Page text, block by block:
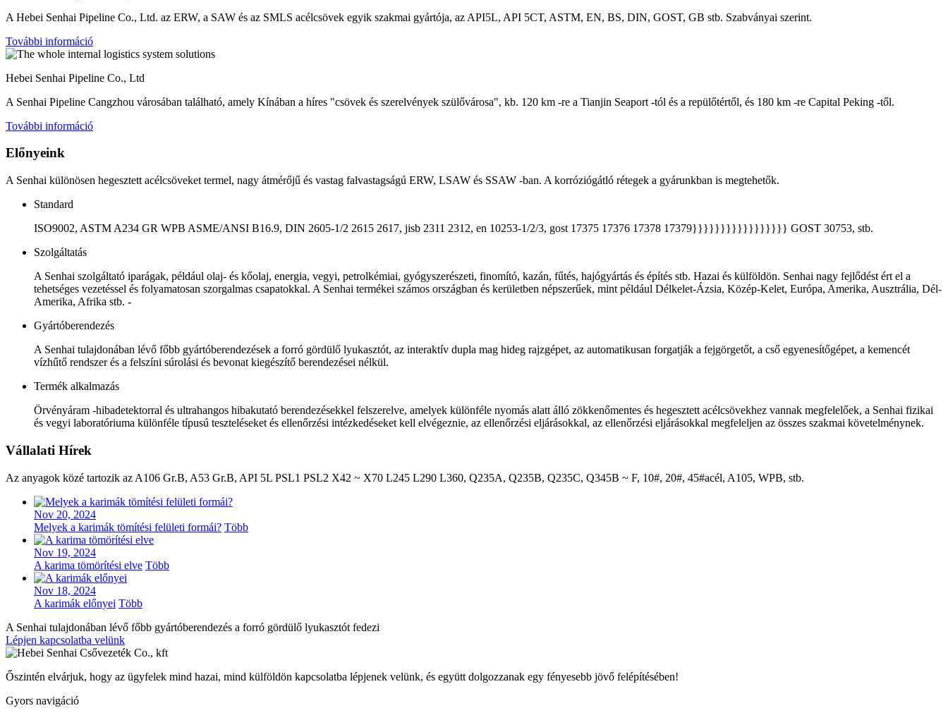
A Hebei Senhai Pipeline Co., Ltd. az ERW, a SAW és az SMLS acélcsövek egyik szakmai gyártója, az API5L, API 5CT, ASTM, EN, BS, DIN, GOST, GB stb. Szabványai szerint.
További információ
Hebei Senhai Pipeline Co., Ltd
A Senhai Pipeline Cangzhou városában található, amely Kínában a híres "csövek és szerelvények szülővárosa", kb. 120 km -re a Tianjin Seaport -tól és a repülőtértől, és 180 km -re Capital Peking -től.
További információ
Előnyeink
A Senhai különösen hegesztett acélcsöveket termel, nagy átmérőjű és vastag falvastagságú ERW, LSAW és SSAW -ban. A korróziógátló rétegek a gyárunkban is megtehetők.
Standard
ISO9002, ASTM A234 GR WPB ASME/ANSI B16.9, DIN 2605-1/2 2615 2617, jisb 2311 2312, en 10253-1/2/3, gost 17375 17376 17378 17379}}}}}}}}}}}}}}}}} GOST 30753, stb.
Szolgáltatás
A Senhai szolgáltató iparágak, például olaj- és kőolaj, energia, vegyi, petrolkémiai, gyógyszerészeti, finomító, kazán, fűtés, hajógyártás és építés stb. Hazai és külföldön. Senhai nagy fejlődést ért el a
tehetséges vezetéssel és folyamatosan szorgalmas csapatokkal. A Senhai termékei számos országban és kerületben népszerűek, mint például Délkelet-Ázsia, Közép-Kelet, Európa, Amerika, Ausztrália, Dél-
Amerika, Afrika stb. -
Gyártóberendezés
A Senhai tulajdonában lévő főbb gyártóberendezések a forró gördülő lyukasztót, az interaktív dupla mag hideg rajzgépet, az automatikusan forgatják a fejgörgetőt, a cső egyenesítőgépet, a kemencét
vízhűtő rendszer és a felszíni súrolási és bevonat kiegészítő berendezései nélkül.
Termék alkalmazás
Örvényáram -hibadetektorral és ultrahangos hibakutató berendezésekkel felszerelve, amelyek különféle nyomás alatt álló zökkenőmentes és hegesztett acélcsövekhez vannak megfelelőek, a Senhai fizikai
és vegyi laboratóriuma különféle típusú teszteléseket és ellenőrzési intézkedéseket kell elvégeznie, az ellenőrzési eljárásokkal, az ellenőrzési eljárásokkal megfeleljen az összes szakmai követelménynek.
Vállalati Hírek
Az anyagok közé tartozik az A106 Gr.B, A53 Gr.B, API 5L PSL1 PSL2 X42 ~ X70 L245 L290 L360, Q235A, Q235B, Q235C, Q345B ~ F, 10#, 20#, 45#acél, A105, WPB, stb.
Nov 20, 2024
Melyek a karimák tömítési felületi formái? Több
Nov 19, 2024
A karima tömörítési elve Több
Nov 18, 2024
A karimák előnyei Több
A Senhai tulajdonában lévő főbb gyártóberendezés a forró gördülő lyukasztót fedezi
Lépjen kapcsolatba velünk
Őszintén elvárjuk, hogy az ügyfelek mind hazai, mind külföldön kapcsolatba lépjenek velünk, és együtt dolgozzanak egy fényesebb jövő felépítésében!
Gyors navigáció